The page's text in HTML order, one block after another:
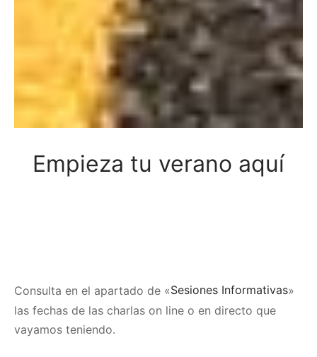
Empieza tu verano aquí
Consulta en el apartado de «Sesiones Informativas»
las fechas de las charlas on line o en directo que
vayamos teniendo.